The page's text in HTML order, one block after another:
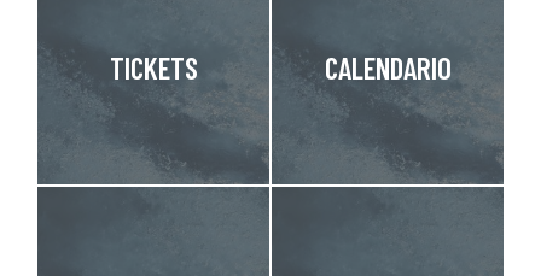
TICKETS CALENDARIO